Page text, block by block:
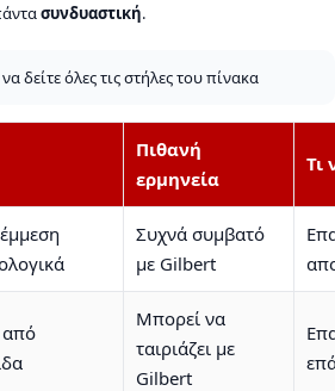
συνδυαστική.
δείτε όλες τις στήλες του πίνακα
Πιθανή
ερμηνεία
Τι
Συχνά συμβατό
με Gilbert
από
Μπορεί να
ταιριάζει με
Gilbert